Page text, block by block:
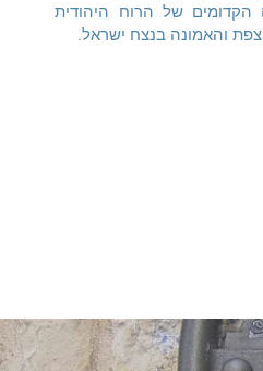
הקדומים של הרוח היהודית
והאמונה בנצח ישראל.